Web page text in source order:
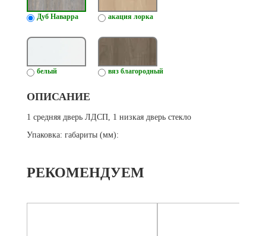
Дуб Наварра акация лорка
белый вяз благородный
ОПИСАНИЕ
1 средняя дверь ЛДСП, 1 низкая дверь стекло
Упаковка: габариты (мм):
РЕКОМЕНДУЕМ